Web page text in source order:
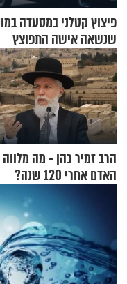
פיצוץ קטלני במסעדה
שנשאה אישה התפוצץ
הרב זמיר כהן - מה
האדם אחרי 120 שנה?